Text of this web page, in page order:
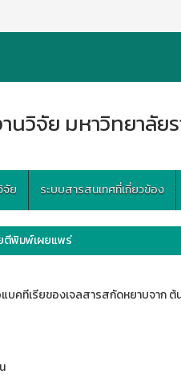
นวิจัย มหาวิทยาลัย
จัย ระบบสารสนเทศที่เกี่ยวข้อง
ตีพิมพ์เผยแพร่
บคทีเรียของเจลสารสกัดหยาบจาก ต้